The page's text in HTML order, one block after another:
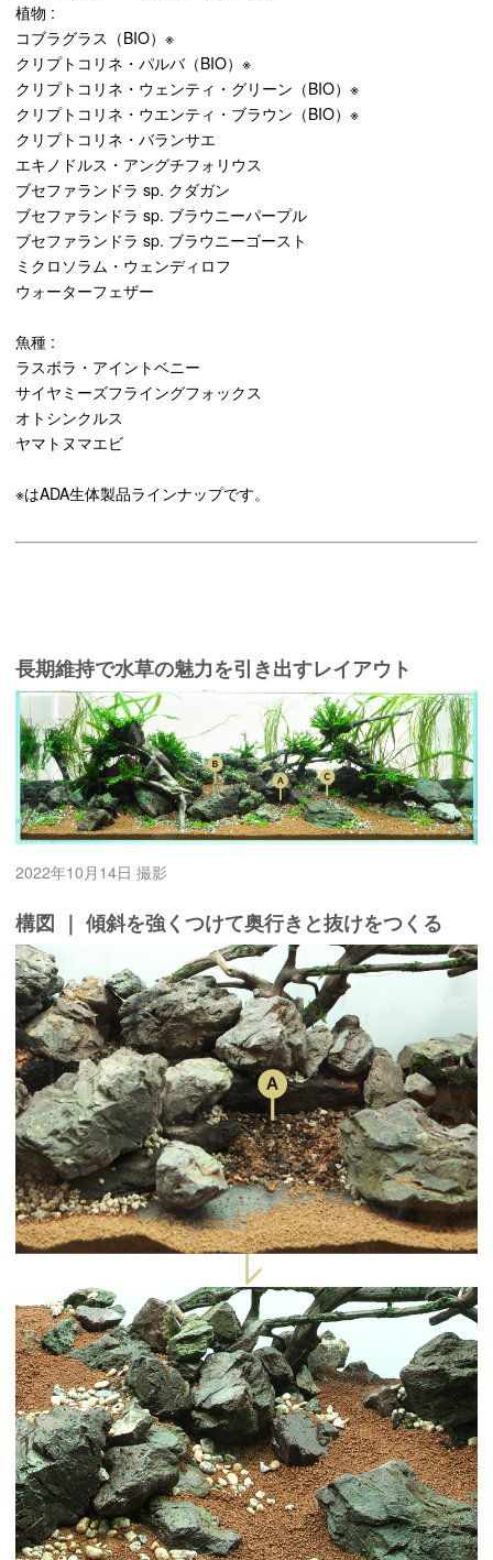
植物 :
コブラグラス（BIO）※
クリプトコリネ・パルバ（BIO）※
クリプトコリネ・ウェンティ・グリーン（BIO）※
クリプトコリネ・ウエンティ・ブラウン（BIO）※
クリプトコリネ・バランサエ
エキノドルス・アングチフォリウス
ブセファランドラ sp. クダガン
ブセファランドラ sp. ブラウニーパープル
ブセファランドラ sp. ブラウニーゴースト
ミクロソラム・ウェンディロフ
ウォーターフェザー
魚種 :
ラスボラ・アイントベニー
サイヤミーズフライングフォックス
オトシンクルス
ヤマトヌマエビ
※はADA生体製品ラインナップです。
長期維持で水草の魅力を引き出すレイアウト
2022年10月14日 撮影
構図 ｜ 傾斜を強くつけて奥行きと抜けをつくる